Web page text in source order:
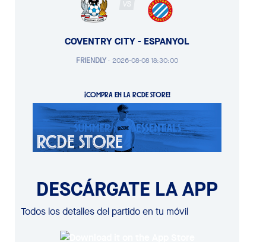
VS
COVENTRY CITY - ESPANYOL
FRIENDLY· 2026-08-08 18:30:00
¡COMPRA EN LA RCDE STORE!
DESCÁRGATE LA APP
Todos los detalles del partido en tu móvil